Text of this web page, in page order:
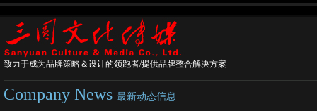
致力于成为品牌策略＆设计的领跑者/提供品牌整合解决方案
Company News 最新动态信息